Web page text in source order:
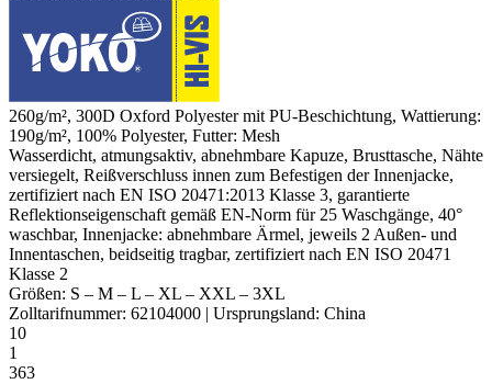
260g/m², 300D Oxford Polyestermit PU-Beschichtung, Wattierung:
190g/m², 100% Polyester, Futter: Mesh
Wasserdicht, atmungsaktiv, abnehmbare Kapuze, Brusttasche, Nähte
versiegelt, Reißverschluss innen zum Befestigen der Innenjacke,
zertifiziert nach EN ISO 20471 :2013 Klasse 3, garantierte
Reflektionseigenschaft gemäß EN-Norm für 25 Waschgänge, 40°
waschbar, Innenjacke: abnehmbare Ärmel, jeweils 2 Außen- und
Innentaschen, beidseitig tragbar, zertifiziert nach EN ISO 20471
Klasse 2
Größen: S – M – L – XL – XXL – 3XL
Zolltarifnummer: 62104000 | Ursprungsland: China
10
1
363